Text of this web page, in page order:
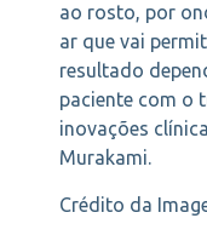
ao rosto, por
ar que vai
resultado
paciente com o
inovações
Murakami.
Crédito da